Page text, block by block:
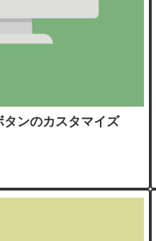
ンのカスタマイズ